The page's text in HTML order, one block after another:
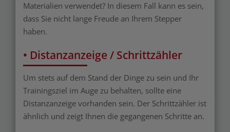
Materialien verwendet? In diesem Fall kann es sein,
dass Sie nicht lange Freude an Ihrem Stepper
haben.
• Distanzanzeige / Schrittzähler
Um stets auf dem Stand der Dinge zu sein und Ihr
Trainingsziel im Auge zu behalten, sollte eine
Distanzanzeige vorhanden sein. Der Schrittzähler ist
ähnlich und zeigt Ihnen die gegangenen Schritte an.